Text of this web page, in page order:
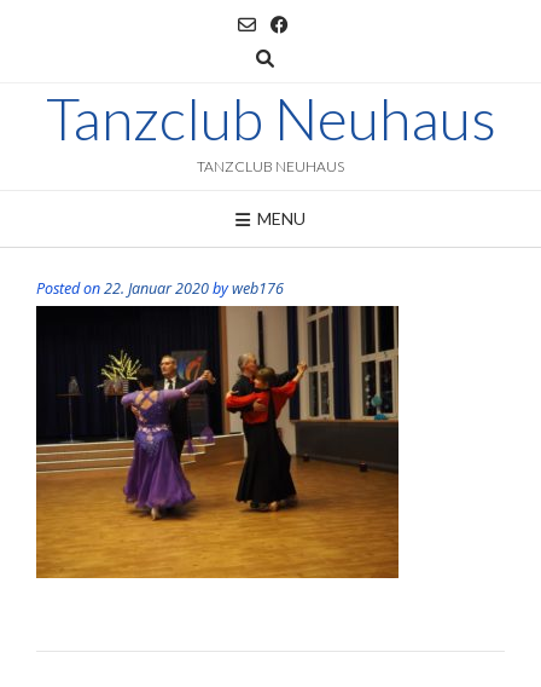
Tanzclub Neuhaus
TANZCLUB NEUHAUS
MENU
Posted on22. Januar 2020byweb176